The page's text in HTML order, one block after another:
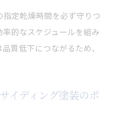
定乾燥時間を必ず守りつ
的なスケジュールを組み
質低下につながるため、
イディング塗装のポ